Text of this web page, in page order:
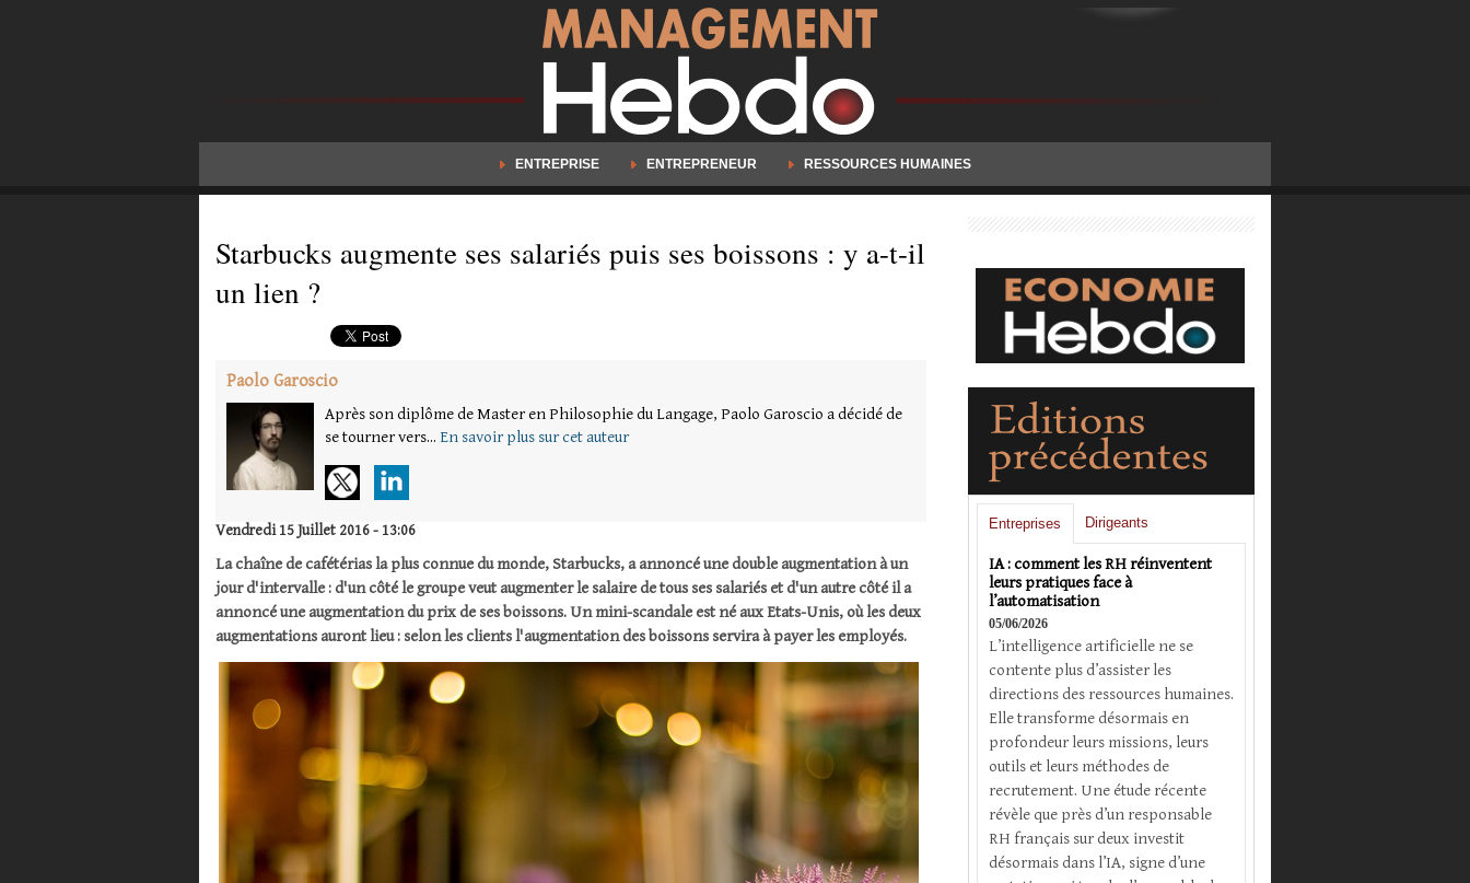
ENTREPRISE ENTREPRENEUR RESSOURCES HUMAINES
​Starbucks augmente ses salariés puis ses boissons : y a-t-il
un lien ?
Paolo Garoscio
Après son diplôme de Master en Philosophie du Langage, Paolo Garoscio a décidé de
se tourner vers... En savoir plus sur cet auteur
Vendredi 15 Juillet 2016 - 13:06
La chaîne de cafétérias la plus connue du monde, Starbucks, a annoncé une double augmentation à un
jour d'intervalle : d'un côté le groupe veut augmenter le salaire de tous ses salariés et d'un autre côté il a
annoncé une augmentation du prix de ses boissons. Un mini-scandale est né aux Etats-Unis, où les deux
augmentations auront lieu : selon les clients l'augmentation des boissons servira à payer les employés.
Entreprises Dirigeants
IA : comment les RH réinventent
leurs pratiques face à
l’automatisation
05/06/2026
L’intelligence artificielle ne se
contente plus d’assister les
directions des ressources humaines.
Elle transforme désormais en
profondeur leurs missions, leurs
outils et leurs méthodes de
recrutement. Une étude récente
révèle que près d’un responsable
RH français sur deux investit
désormais dans l’IA, signe d’une